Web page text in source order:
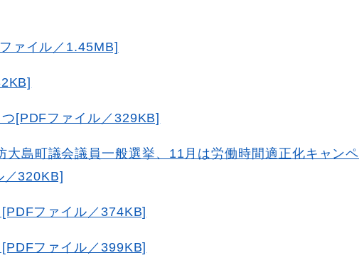
ァイル／1.45MB]
[PDFファイル／329KB]
大島町議会議員一般選挙、11月は労働時間適正化キャンペ
／320KB]
ファイル／374KB]
ファイル／399KB]